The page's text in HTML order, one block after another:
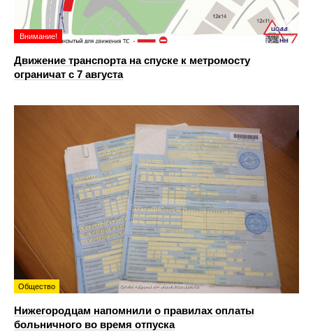
Внимание!
Движение транспорта на спуске к метромосту
ограничат с 7 августа
Общество
Нижегородцам напомнили о правилах оплаты
больничного во время отпуска